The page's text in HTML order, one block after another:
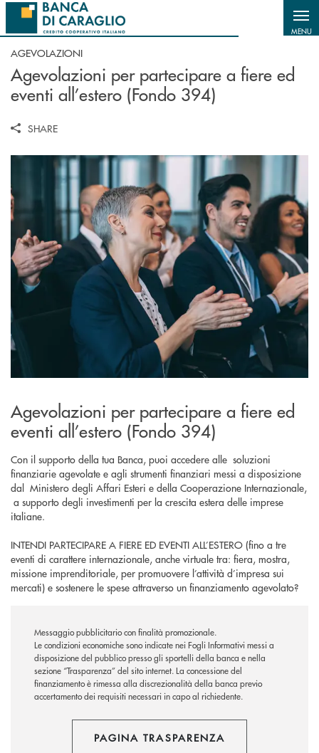
Salta al contenuto principale
MENU
AGEVOLAZIONI
Agevolazioni per partecipare a fiere ed
eventi all’estero (Fondo 394)
SHARE
Agevolazioni per partecipare a fiere ed
eventi all’estero (Fondo 394)
Con il supporto della tua Banca, puoi accedere alle soluzioni
finanziarie agevolate e agli strumenti finanziari messi a disposizione
dal Ministero degli Affari Esteri e della Cooperazione Internazionale,
a supporto degli investimenti per la crescita estera delle imprese
italiane.
INTENDI PARTECIPARE A FIERE ED EVENTI ALL’ESTERO (fino a tre
eventi di carattere internazionale, anche virtuale tra: fiera, mostra,
missione imprenditoriale, per promuovere l’attività d’impresa sui
mercati) e sostenere le spese attraverso un finanziamento agevolato?
Messaggio pubblicitario con finalità promozionale.
Le condizioni economiche sono indicate nei Fogli Informativi messi a
disposizione del pubblico presso gli sportelli della banca e nella
sezione “Trasparenza” del sito internet.La concessione del
finanziamento è rimessa alla discrezionalità della banca previo
accertamento dei requisiti necessari in capo al richiedente.
PAGINA TRASPARENZA